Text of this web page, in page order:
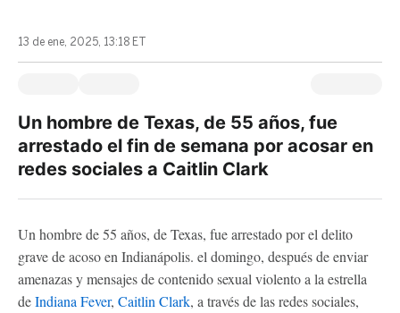
13 de ene, 2025, 13:18 ET
Un hombre de Texas, de 55 años, fue
arrestado el fin de semana por acosar en
redes sociales a Caitlin Clark
Un hombre de 55 años, de Texas, fue arrestado por el delito
grave de acoso en Indianápolis. el domingo, después de enviar
amenazas y mensajes de contenido sexual violento a la estrella
deIndiana Fever, Caitlin Clark, a través de las redes sociales,